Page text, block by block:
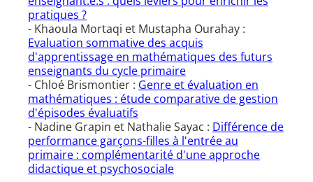
pratiques ?
- Khaoula Mortaqi et Mustapha Ourahay :
Evaluation sommative des acquis
d'apprentissage en mathématiques des futurs
enseignants du cycle primaire
- Chloé Brismontier : Genre et évaluation en
mathématiques : étude comparative de gestion
d'épisodes évaluatifs
- Nadine Grapin et Nathalie Sayac : Différence de
performance garçons-filles à l'entrée au
primaire : complémentarité d'une approche
didactique et psychosociale